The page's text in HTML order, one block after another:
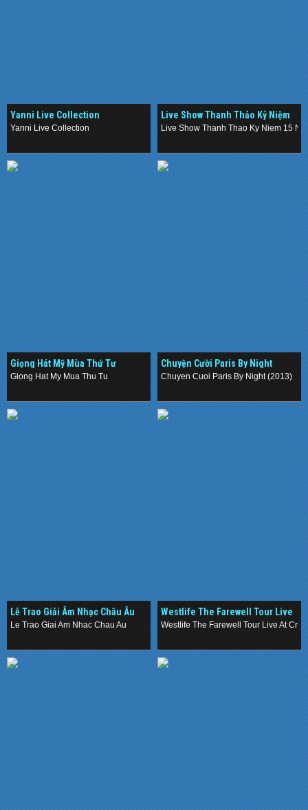
Yanni Live Collection
Yanni Live Collection
Live Show Thanh Thảo Kỷ Niệm
15 Năm Ca Hát
Live Show Thanh Thao Ky Niem 15
Giọng Hát Mỹ Mùa Thứ Tư
Giong Hat My Mua Thu Tu
Chuyện Cười Paris By Night
(2013)
Chuyen Cuoi Paris By Night (2013)
Lễ Trao Giải Âm Nhạc Châu Âu
Le Trao Giai Am Nhac Chau Au
Westlife The Farewell Tour Live
At Croke Park (2012)
Westlife The Farewell Tour Live At